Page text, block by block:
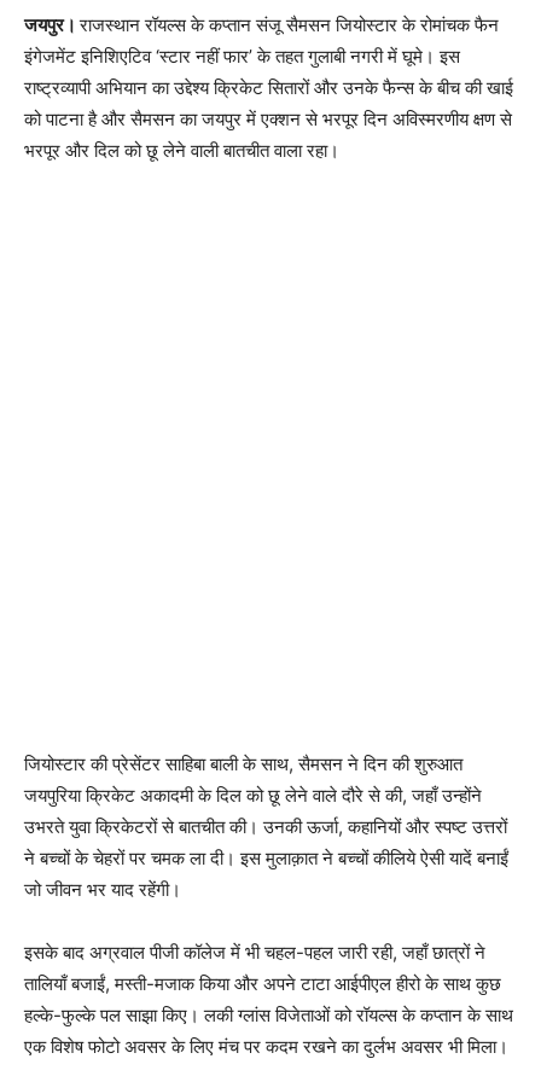
जयपुर।राजस्थान रॉयल्स के कप्तान संजू सैमसन जियोस्टार के रोमांचक फैन
इंगेजमेंट इनिशिएटिव ‘स्टार नहीं फार’ के तहत गुलाबी नगरी में घूमे। इस
राष्ट्रव्यापी अभियान का उद्देश्य क्रिकेट सितारों और उनके फैन्स के बीच की खाई
को पाटना है और सैमसन का जयपुर में एक्शन से भरपूर दिन अविस्मरणीय क्षण से
भरपूर और दिल को छू लेने वाली बातचीत वाला रहा।
जियोस्टार की प्रेसेंटर साहिबा बाली के साथ, सैमसन ने दिन की शुरुआत
जयपुरिया क्रिकेट अकादमी के दिल को छू लेने वाले दौरे से की, जहाँ उन्होंने
उभरते युवा क्रिकेटरों से बातचीत की। उनकी ऊर्जा, कहानियों और स्पष्ट उत्तरों
ने बच्चों के चेहरों पर चमक ला दी। इस मुलाक़ात ने बच्चों कीलिये ऐसी यादें बनाईं
जो जीवन भर याद रहेंगी।
इसके बाद अग्रवाल पीजी कॉलेज में भी चहल-पहल जारी रही, जहाँ छात्रों ने
तालियाँ बजाईं, मस्ती-मजाक किया और अपने टाटा आईपीएल हीरो के साथ कुछ
हल्के-फुल्के पल साझा किए। लकी ग्लांस विजेताओं को रॉयल्स के कप्तान के साथ
एक विशेष फोटो अवसर के लिए मंच पर कदम रखने का दुर्लभ अवसर भी मिला।